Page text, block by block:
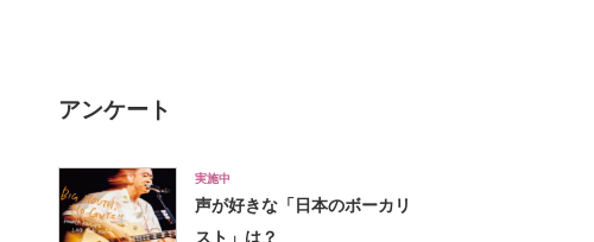
アンケート
実施中
声が好きな「日本のボーカリ
スト」は？